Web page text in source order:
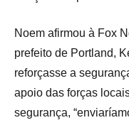
Noem afirmou à Fox
prefeito de Portland,
reforçasse a
apoio das forças
segurança,